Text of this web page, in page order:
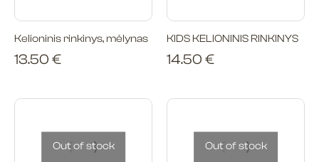
Kelioninis rinkinys, mėlynas
13.50 €
KIDS KELIONINIS RINKINYS
14.50 €
Out of stock Out of stock